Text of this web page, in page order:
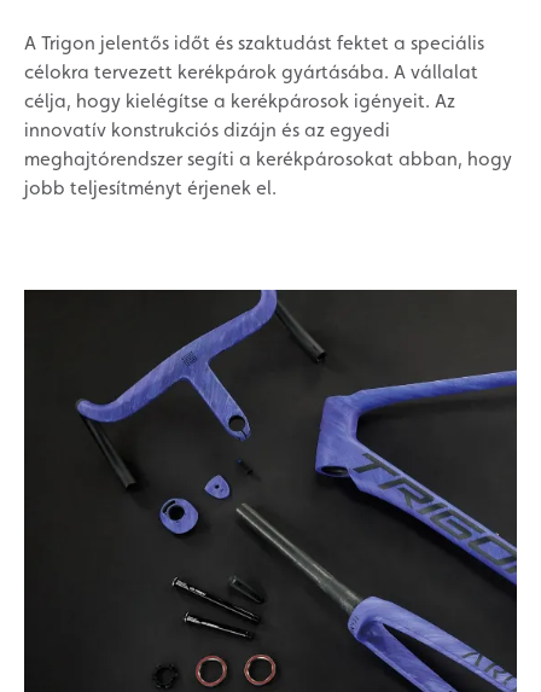
A Trigon jelentős időt és szaktudást fektet a speciális
célokra tervezett kerékpárok gyártásába. A vállalat
célja, hogy kielégítse a kerékpárosok igényeit. Az
innovatív konstrukciós dizájn és az egyedi
meghajtórendszer segíti a kerékpárosokat abban, hogy
jobb teljesítményt érjenek el.